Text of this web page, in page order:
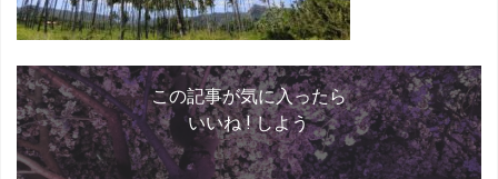
この記事が気に入ったら
いいね ! しよう